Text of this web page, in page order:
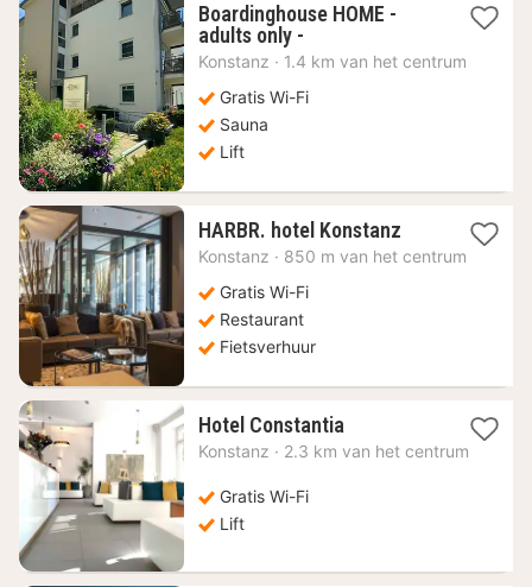
Boardinghouse HOME -
adults only -1
nacht
162,85
Konstanz · 1.4 km van het centrum
Gratis Wi-Fi
Sauna
Lift
HARBR. hotel Konstanz1
nacht
Konstanz · 850 m van het centrum
Gratis Wi-Fi
Restaurant
Fietsverhuur
Hotel Constantia2
nachten
Konstanz · 2.3 km van het centrum
Gratis Wi-Fi
Lift